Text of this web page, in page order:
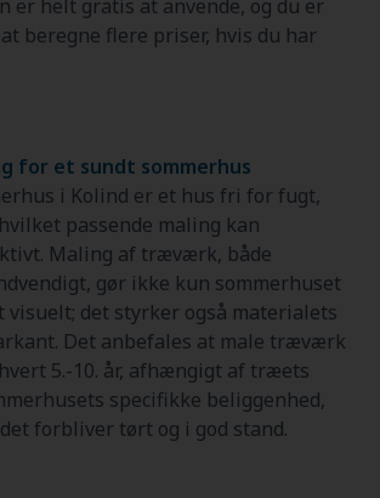
er helt gratis at anvende, og du er
beregne flere priser, hvis du har
for et sundt sommerhus
i Kolind er et hus fri for fugt,
passende maling kan
Maling af træværk, både
gør ikke kun sommerhuset
det styrker også materialets
Det anbefales at male træværk
5.-10. år, afhængigt af træets
specifikke beliggenhed,
forbliver tørt og i god stand.